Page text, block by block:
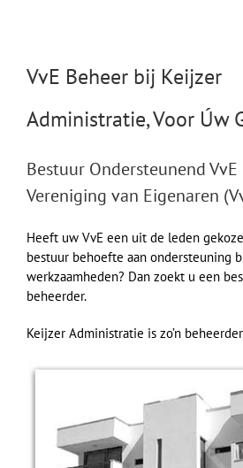
VvE Beheer bij Keijzer
Administratie, Voor Úw
Bestuur Ondersteunend
Vereniging van Eigenaren
Heeft uw VvE een uit de leden
bestuur behoefte aan ondersteuning
werkzaamheden? Dan zoekt u een
beheerder.
Keijzer Administratie is zo’n